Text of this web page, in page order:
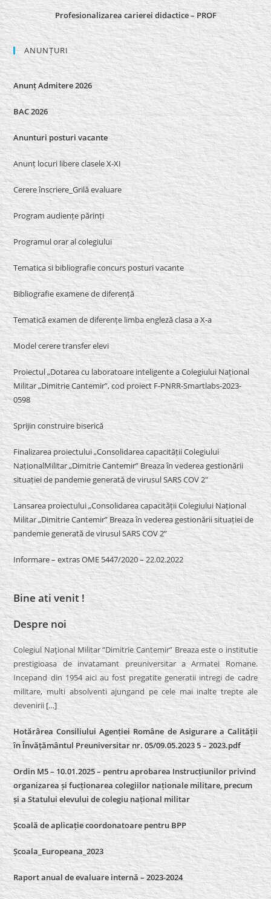
Profesionalizarea carierei didactice – PROF
ANUNȚURI
Anunț Admitere 2026
BAC 2026
Anunturi posturi vacante
Anunț locuri libere clasele X-XI
Cerere înscriere_Grilă evaluare
Program audiențe părinți
Programul orar al colegiului
Tematica si bibliografie concurs posturi vacante
Bibliografie examene de diferență
Tematică examen de diferențe limba engleză clasa a X-a
Model cerere transfer elevi
Proiectul „Dotarea cu laboratoare inteligente a Colegiului Național
Militar „Dimitrie Cantemir”, cod proiect F-PNRR-Smartlabs-2023-
0598
Sprijin construire biserică
Finalizarea proiectului „Consolidarea capacității Colegiului
NaționalMilitar „Dimitrie Cantemir” Breaza în vederea gestionării
situației de pandemie generată de virusul SARS COV 2″
Lansarea proiectului „Consolidarea capacității Colegiului Național
Militar „Dimitrie Cantemir” Breaza în vederea gestionării situației de
pandemie generată de virusul SARS COV 2”
Informare – extras OME 5447/2020 – 22.02.2022
Bine ati venit !
Despre noi
Colegiul Naţional Militar “Dimitrie Cantemir” Breaza este o institutie
prestigioasa de invatamant preuniversitar a Armatei Romane.
Incepand din 1954 aici au fost pregatite generatii intregi de cadre
militare, multi absolventi ajungand pe cele mai inalte trepte ale
devenirii[…]
Hotărârea Consiliului Agenției Române de Asigurare a Calității
în Învățământul Preuniversitar nr. 05/09.05.2023 5 – 2023.pdf
Ordin M5 – 10.01.2025 – pentru aprobarea Instrucțiunilor privind
organizarea și fucționarea colegiilor naționale militare, precum
și a Statului elevului de colegiu național militar
Școală de aplicație coordonatoare pentru BPP
Școala_Europeana_2023
Raport anual de evaluare internă – 2023-2024